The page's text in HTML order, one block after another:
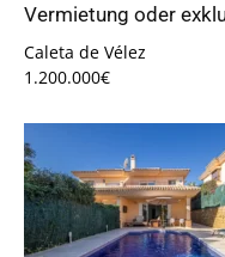
Vermietung oder
Caleta de Vélez
1.200.000€